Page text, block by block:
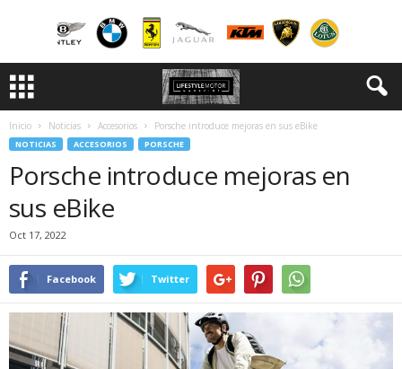
Inicio Noticias Accesorios Porsche introduce mejoras en sus eBike
NOTICIAS ACCESORIOS PORSCHE
Porsche introduce mejoras en
sus eBike
Oct 17, 2022
Facebook Twitter